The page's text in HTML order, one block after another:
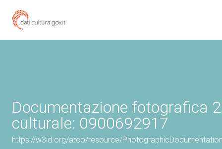
Documentazione fotografica
culturale: 0900692917
https://w3id.org/arco/resource/